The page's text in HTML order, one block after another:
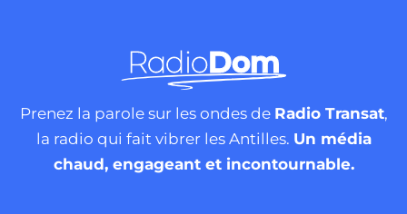
RadioDom
Prenez la parole sur les ondes de Radio Transat,
la radio qui fait vibrer les Antilles. Un média
chaud, engageant et incontournable.